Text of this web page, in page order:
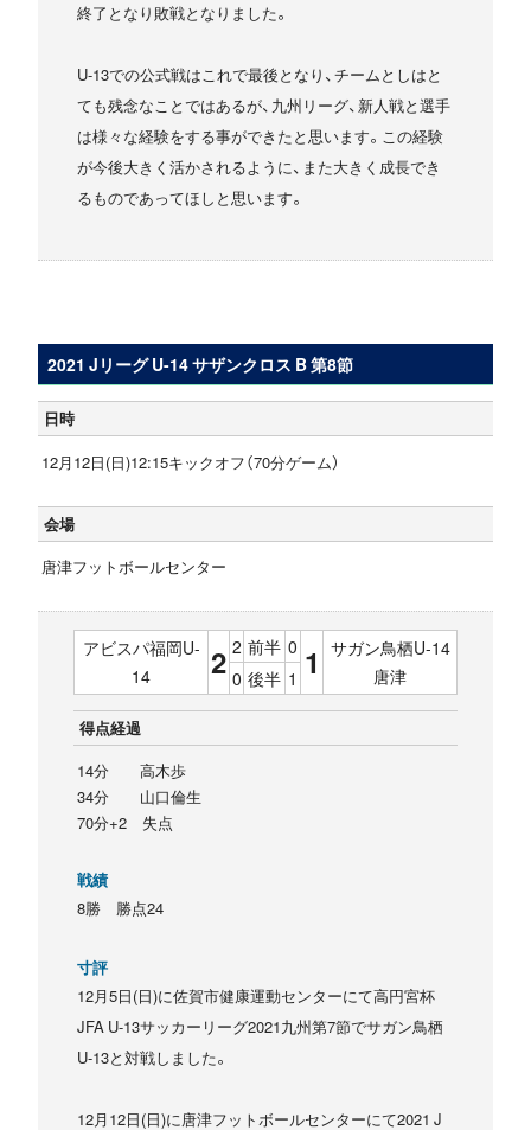
終了となり敗戦となりました。
U-13での公式戦はこれで最後となり、チームとしはと
ても残念なことではあるが、九州リーグ、新人戦と選手
は様々な経験をする事ができたと思います。この経験
が今後大きく活かされるように、また大きく成長でき
るものであってほしと思います。
2021 Jリーグ U-14 サザンクロス B 第8節
日時
12月12日(日)12:15キックオフ（70分ゲーム）
会場
唐津フットボールセンター
アビスパ福岡U-
14
2 2 前半 0 1
サガン鳥栖U-14
唐津
0 後半 1
得点経過
14分 高木歩
34分 山口倫生
70分+2 失点
戦績
8勝 勝点24
寸評
12月5日(日)に佐賀市健康運動センターにて高円宮杯
JFA U-13サッカーリーグ2021九州第7節でサガン鳥栖
U-13と対戦しました。
12月12日(日)に唐津フットボールセンターにて2021 J